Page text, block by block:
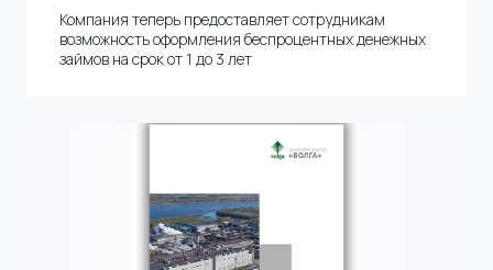
Компания теперь предоставляет сотрудникам
возможность оформления беспроцентных денежных
займов на срок от 1 до 3 лет